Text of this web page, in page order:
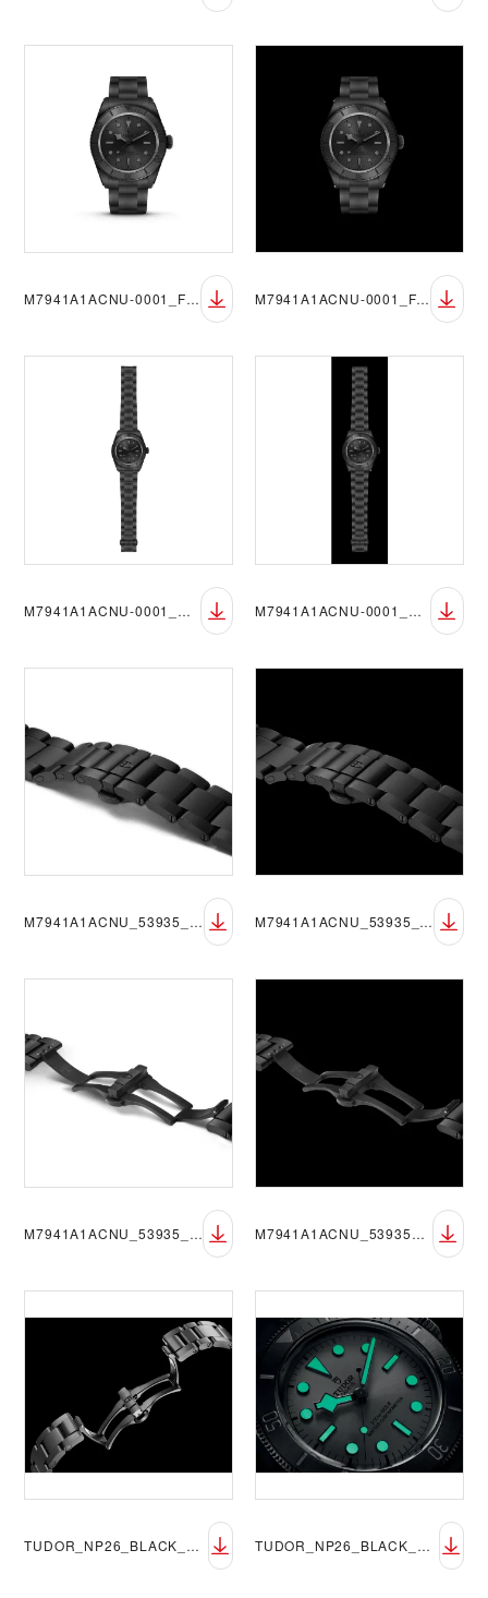
M7941A1ACNU-0001_FF_sRGB_BGW M7941A1ACNU-0001_FF_sRGB_BGB
M7941A1ACNU-0001_OF_sRGB_BGW M7941A1ACNU-0001_OF_sRGB_BGB
M7941A1ACNU_53935_CLOSE_RGB_BGW M7941A1ACNU_53935_CLOSE_RGB_BGB
M7941A1ACNU_53935_OPEN_RGB_BGW M7941A1ACNU_53935_OPEN_RGB_BGB
TUDOR_NP26_BLACK_BAY_CERAMIC_LIFESTYLE_1 TUDOR_NP26_BLACK_BAY_CERAMIC_LIFESTYLE_2